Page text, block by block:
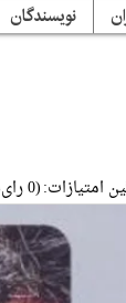
نویسندگان
امتیازات:(0 رای‌دهنده)